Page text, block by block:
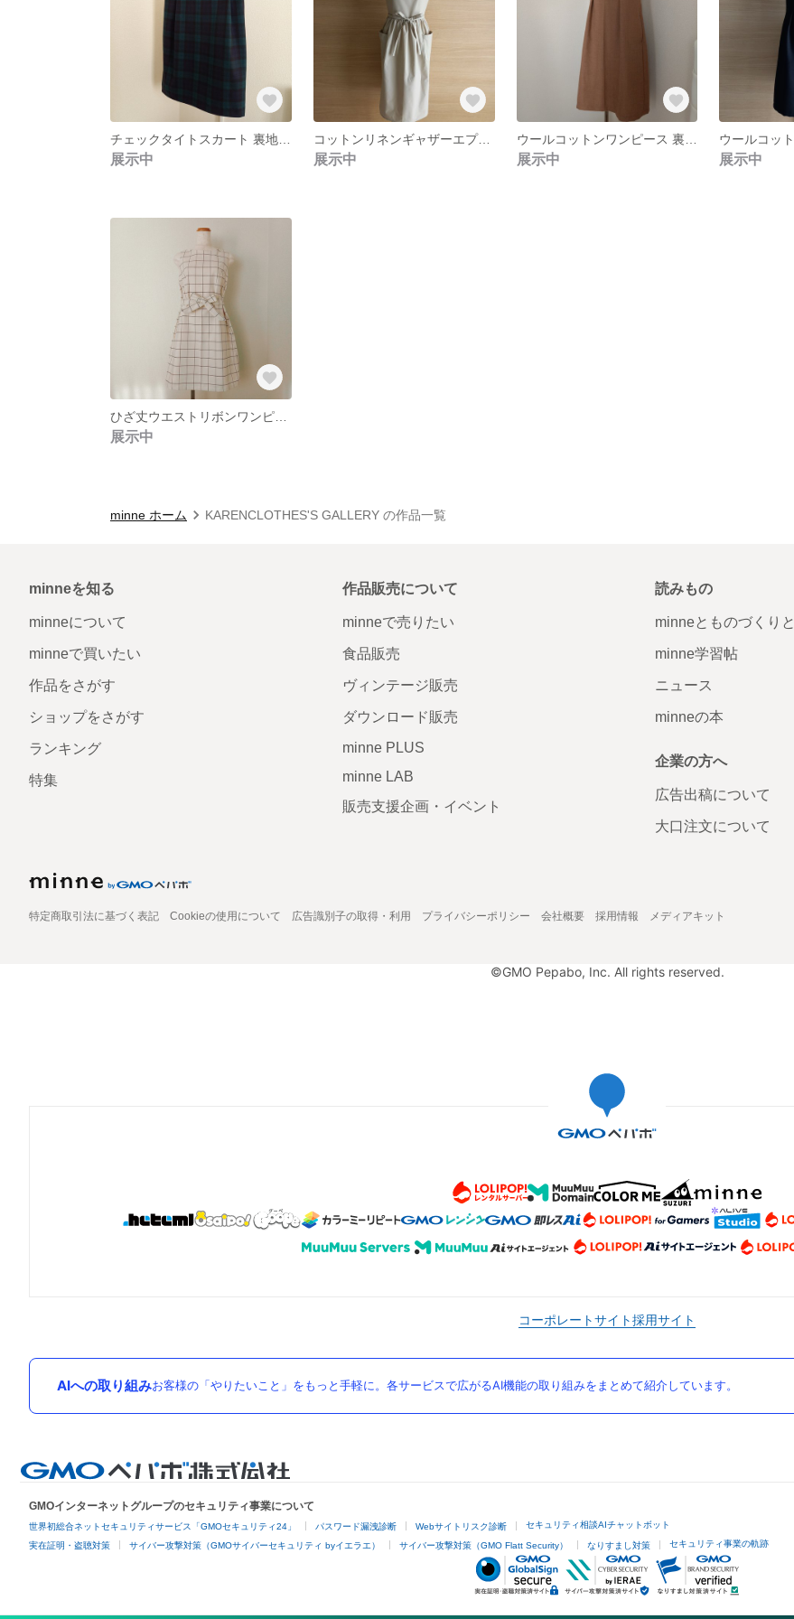
展示中
コットンリネンギャザーエプロン
展示中 展示中 展示中
展示中
minne ホーム KARENCLOTHES'S GALLERY の作品一覧
minneを知る
minneについて
minneで買いたい
作品をさがす
ショップをさがす
ランキング
特集
作品販売について
minneで売りたい
食品販売
ヴィンテージ販売
ダウンロード販売
minne PLUS
minne LAB
販売支援企画・イベント
読みもの
minneとものづくりと
minne学習帖
ニュース
minneの本
企業の方へ
広告出稿について
大口注文について
特定商取引法に基づく表記 Cookieの使用について 広告識別子の取得・利用 プライバシーポリシー 会社概要 採用情報 メディアキット
©GMO Pepabo, Inc. All rights reserved.
コーポレートサイト採用サイト
AIへの取り組みお客様の「やりたいこと」をもっと手軽に。各サービスで広がるAI機能の取り組みをまとめて紹介しています。
GMOインターネットグループのセキュリティ事業について
世界初総合ネットセキュリティサービス「GMOセキュリティ24」 パスワード漏洩診断 Webサイトリスク診断 セキュリティ相談AIチャットボット
実在証明・盗聴対策 サイバー攻撃対策（GMOサイバーセキュリティ byイエラエ） サイバー攻撃対策（GMO Flatt Security） なりすまし対策 セキュリティ事業の軌跡